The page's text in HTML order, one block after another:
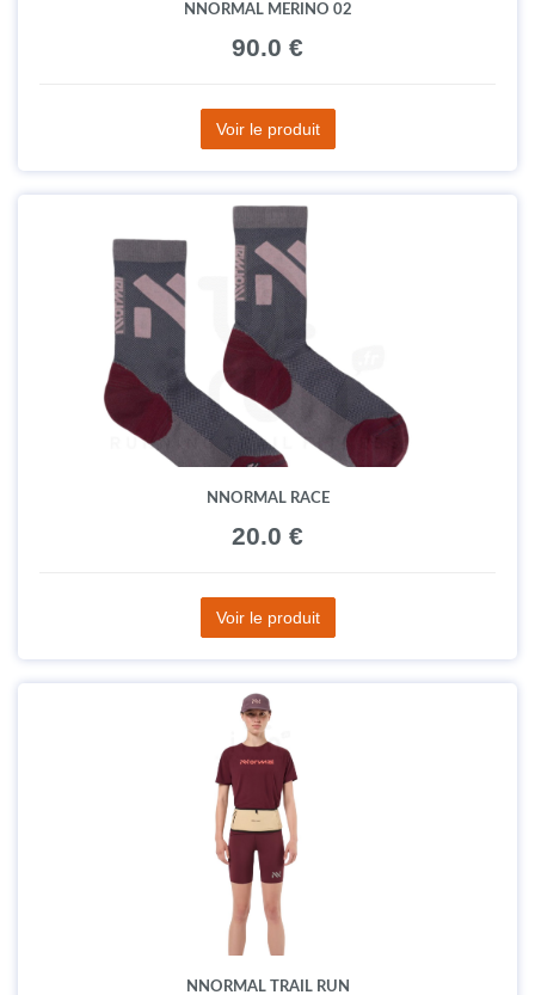
NNORMAL MERINO 02
90.0 €
Voir le produit
NNORMAL RACE
20.0 €
Voir le produit
NNORMAL TRAIL RUN